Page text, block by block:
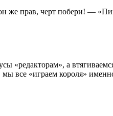
же прав, черт побери! —
а
все «играем короля»